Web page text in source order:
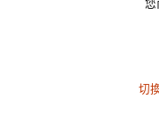
您
切